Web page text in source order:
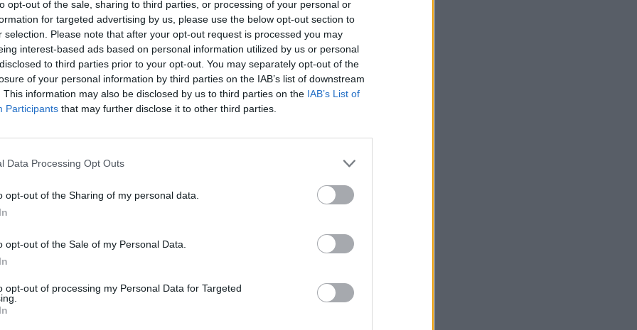
opt-out of the sale, sharing to third parties, or processing of your personal or
for targeted advertising by us, please use the below opt-out section to
selection. Please note that after your opt-out request is processed you may
interest-based ads based on personal information utilized by us or personal
to third parties prior to your opt-out. You may separately opt-out of the
of your personal information by third parties on the IAB’s list of downstream
This information may also be disclosed by us to third parties on the IAB’s List of
Participants that may further disclose it to other third parties.
Data Processing Opt Outs
opt-out of the Sharing of my personal data.
opt-out of the Sale of my Personal Data.
opt-out of processing my Personal Data for Targeted
a legnagyobb és a piacra legjobban rálátó hazai
hogy mit tapasztalnak az irodaházaikban, ingatlanaikban a
hatásaként? Tényleg teljesen kiürültek az irodák és
az épületek? Sok cég került már bajba, akik segítséget is
megoldások arra, hogy a legkevesebb sérüléssel vészeljék át ezt
azt járjuk körbe, hogy mennyire ürültek ki a (jellemzően) budapesti kereskedelmi
változott ezzel párhuzamosan az üzemeltetési költségük (ha változott
részben kitérünk arra, hogy elindultak-e esetleg a tömeges bedőlések, esetleges
portfolio.hu hírarchívumához tartozik, melynek olvasása előfizetéses